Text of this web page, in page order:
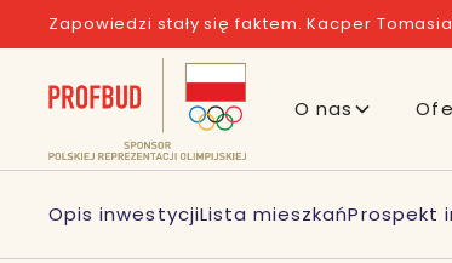
Zapowiedzi stały się faktem. Kacper
O nas
Opis inwestycjiLista mieszkańProspekt